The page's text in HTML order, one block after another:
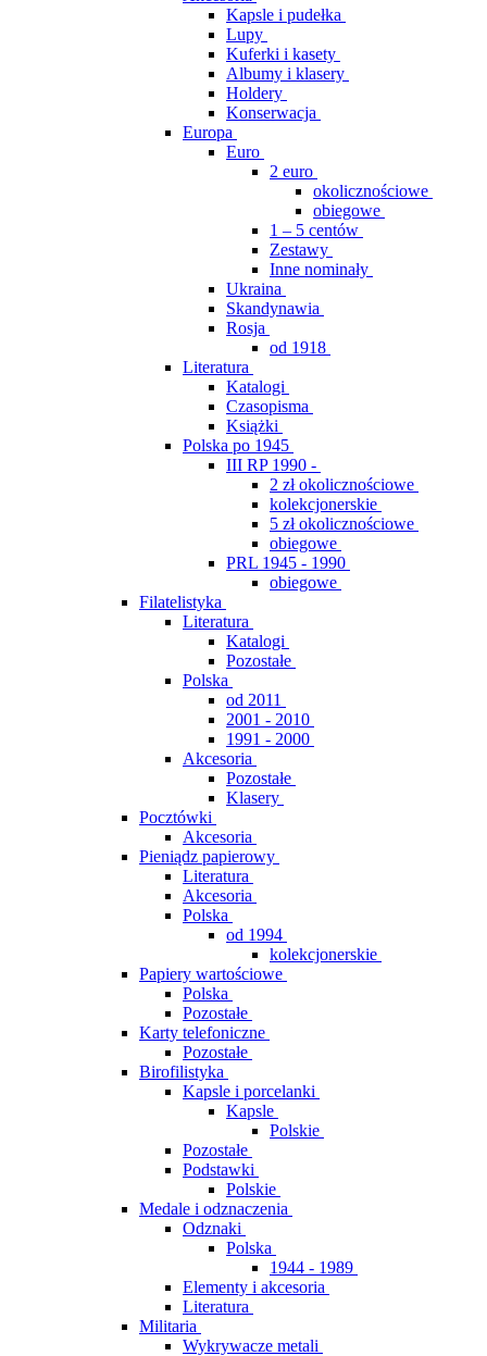
Kapsle i pudełka
Lupy
Kuferki i kasety
Albumy i klasery
Holdery
Konserwacja
Europa
Euro
2 euro
okolicznościowe
obiegowe
1 – 5 centów
Zestawy
Inne nominały
Ukraina
Skandynawia
Rosja
od 1918
Literatura
Katalogi
Czasopisma
Książki
Polska po 1945
III RP 1990 -
2 zł okolicznościowe
kolekcjonerskie
5 zł okolicznościowe
obiegowe
PRL 1945 - 1990
obiegowe
Filatelistyka
Literatura
Katalogi
Pozostałe
Polska
od 2011
2001 - 2010
1991 - 2000
Akcesoria
Pozostałe
Klasery
Pocztówki
Akcesoria
Pieniądz papierowy
Literatura
Akcesoria
Polska
od 1994
kolekcjonerskie
Papiery wartościowe
Polska
Pozostałe
Karty telefoniczne
Pozostałe
Birofilistyka
Kapsle i porcelanki
Kapsle
Polskie
Pozostałe
Podstawki
Polskie
Medale i odznaczenia
Odznaki
Polska
1944 - 1989
Elementy i akcesoria
Literatura
Militaria
Wykrywacze metali